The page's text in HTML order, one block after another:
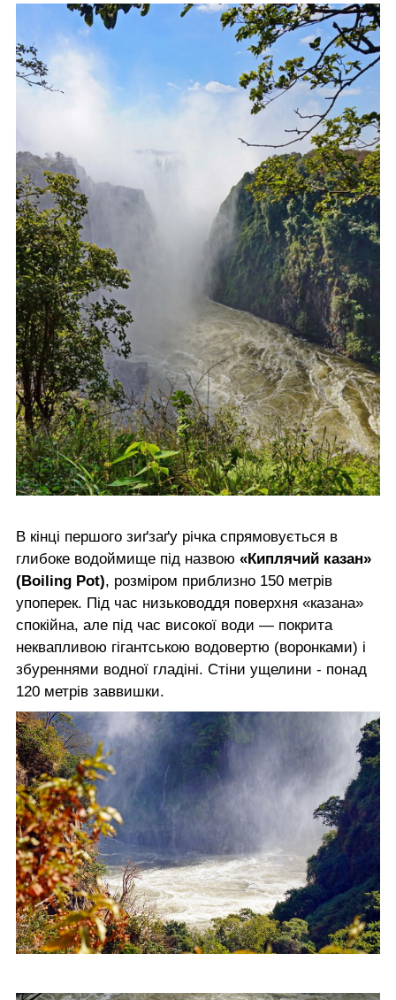
В кінці першого зиґзаґу річка спрямовується в
глибоке водоймище під назвою «Киплячий казан»
(Boiling Pot), розміром приблизно 150 метрів
упоперек. Під час низьководдя поверхня «казана»
спокійна, але під час високої води — покрита
неквапливою гігантською водовертю (воронками) і
збуреннями водної гладіні. Стіни ущелини - понад
120 метрів заввишки.